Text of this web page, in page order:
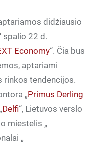
didžiausio
spalio 22 d.
Economy“. Čia bus
aptariami
rinkos tendencijos.
„Primus Derling
Delfi“, Lietuvos verslo
miestelis „
„